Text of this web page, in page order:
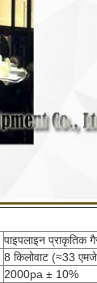
पाइपलाइन प्राकृतिक
8 किलोवाट (≈33
2000pa ± 10%